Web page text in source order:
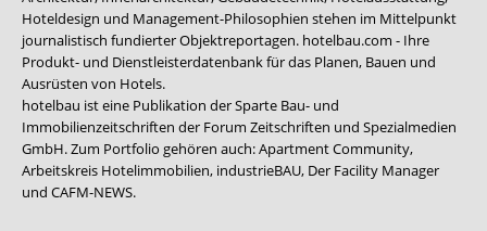
Hoteldesign und Management-Philosophien stehen im Mittelpunkt
journalistisch fundierter Objektreportagen. hotelbau.com - Ihre
Produkt- und Dienstleisterdatenbank für das Planen, Bauen und
Ausrüsten von Hotels.
hotelbau ist eine Publikation der Sparte Bau- und
Immobilienzeitschriften der Forum Zeitschriften und Spezialmedien
GmbH. Zum Portfolio gehören auch:Apartment Community,
Arbeitskreis Hotelimmobilien, industrieBAU, Der Facility Manager
und CAFM-NEWS.